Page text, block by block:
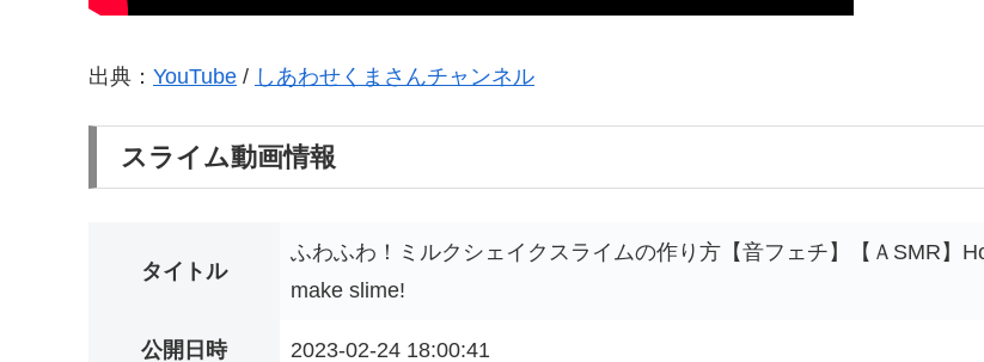
出典： YouTube / しあわせくまさんチャンネル
スライム動画情報
タイトル
ふわふわ！ミルクシェイクスライムの作り方【音フェチ】【ＡSMR】
make slime!
公開日時 2023-02-24 18:00:41